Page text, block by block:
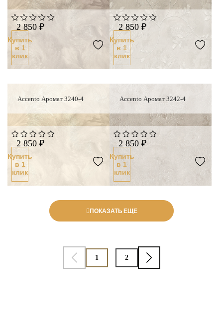
2 850 ₽
Купить
в 1
клик
2 850 ₽
Купить
в 1
клик
Новинка
Accento Аромат 3240-4
2 850 ₽
Купить
в 1
клик
Accento Аромат 3242-4
2 850 ₽
Купить
в 1
клик
ПОКАЗАТЬ ЕЩЕ
1 2